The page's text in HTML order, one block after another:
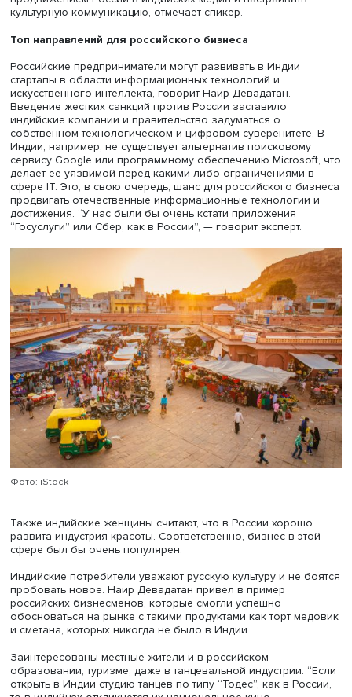
Индийский культурный код
выстраиванию коммуникации бизнеса и власти,
медиаконгломерата “The Times of India” в России Наир
Девадатан обращает внимание, что при выходе на
рынок компании так или иначе сталкиваются с
органами власти и необходимостью культурной
В Индии, по его словам, в основном представлены
или государственные российские компании, а средний
малый бизнес - очень слабо. У многих российских
бизнесменов сложилось стереотипное представление
Индии как о стране с непреодолимыми
сложностями для иностранного бизнеса. Однако, здесь
успешно работают многие небольшие западные
так что это лишь проблема восприятия, подчеркивает
Он рассказал, что индийское общество глубоко
иерархично, и это отражается на стиле ведения
внутри страны. Иностранному предпринимателю
уважать местные традиции, а также попытаться найти
полезные связи — так ускорится поиск бизнес-
установление хороших деловых отношений.
По словам Наира Девадатана, индийцы обращают
на новости о происходящем в мире и активно
соцсетями, где Россия нередко выставляется в
ключе. В таких условиях российским бизнесменам
сложно сразу завоевать доверие, поэтому надо
продвижением России в индийских медиа и настраивать
Топ направлений для российского бизнеса
стартапы в области информационных технологий и
искусственного интеллекта, говорит Наир Девадатан.
Введение жестких санкций против России заставило
индийские компании и правительство задуматься о
собственном технологическом и цифровом
Индии, например, не существует альтернатив
сервису Google или программному обеспечению
делает ее уязвимой перед какими-либо